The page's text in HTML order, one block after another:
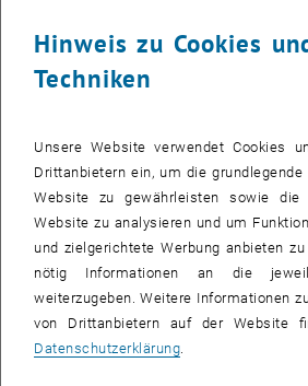
Bibliotheken sind auch im modernen
anderen punkten sie als "Dritter Ort" und
gleichermaßen Arbeits- und
Kommunikationszentrum innerhalb einer
Die Architektur einer Bibliothek spielt dabei
sind in den letzten Jahren zahlreiche
Gebäude entstanden, die unter kreativen
Mittel die verschiedenen
zusammenführen. Dabei stellt sich die
Hinweis zu Cookies
Techniken
Unsere Website verwendet Cookies
Drittanbietern ein, um die
Website zu gewährleisten sowie
Website zu analysieren und um
und zielgerichtete Werbung anbieten
nötig Informationen an die
weiterzugeben. Weitere Informationen
von Drittanbietern auf der Website
Datenschutzerklärung.